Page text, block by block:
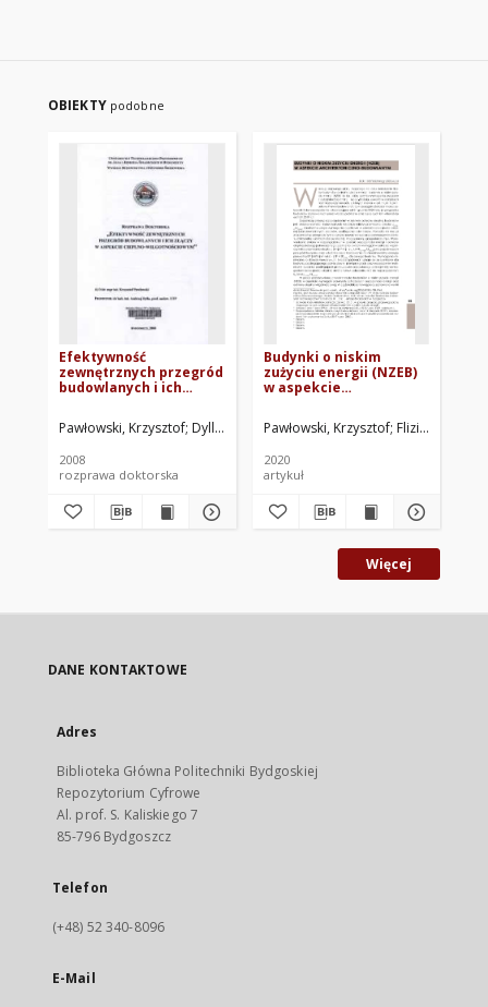
OBIEKTY podobne
Efektywność
zewnętrznych przegród
budowlanych i ich
cieplno-
wilgotnościowym
Pawłowski, Krzysztof Dylla, Andrzej. Promotor
2008
rozprawa doktorska
Budynki o niskim
zużyciu energii (NZEB)
w aspekcie
budowlanym
Pawłowski, Krzysztof Flizikowski,
2020
artykuł
Więcej
DANE KONTAKTOWE
Adres
Biblioteka Główna Politechniki Bydgoskiej
Repozytorium Cyfrowe
Al. prof. S. Kaliskiego 7
85-796 Bydgoszcz
Telefon
(+48) 52 340-8096
E-Mail